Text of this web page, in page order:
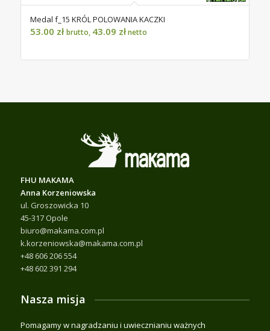
Medal f_15 KRÓL POLOWANIA KACZKI
53.00 zł brutto, 43.09 złnetto
FHU MAKAMA
Anna Korzeniowska
ul. Groszowicka 10
45-317 Opole
biuro@makama.com.pl
k.korzeniowska@makama.com.pl
+48 606 206 554
+48 602 391 294
Nasza misja
Pomagamy w nagradzaniu i uwiecznianiu ważnych